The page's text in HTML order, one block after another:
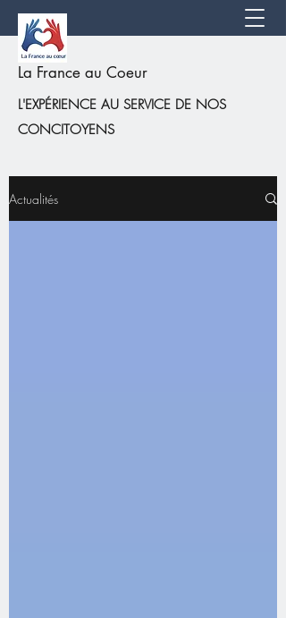
La France au Coeur
L'EXPÉRIENCE AU SERVICE DE NOS
CONCITOYENS
Actualités